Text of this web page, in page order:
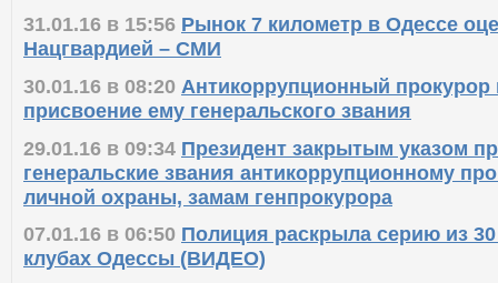
31.01.16 в 15:56 Рынок 7 километр в Одессе
Нацгвардией – СМИ
30.01.16 в 08:20 Антикоррупционный
присвоение ему генеральского звания
29.01.16 в 09:34 Президент закрытым указом
генеральские звания антикоррупционному
личной охраны, замам генпрокурора
07.01.16 в 06:50 Полиция раскрыла серию из
клубах Одессы (ВИДЕО)